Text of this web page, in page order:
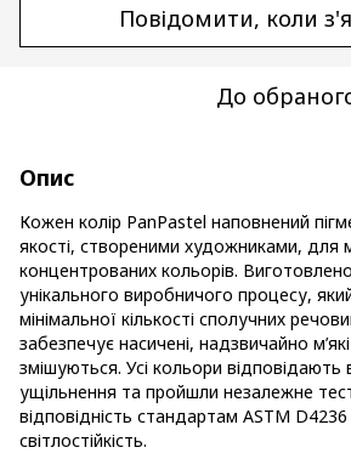
Повідомити, коли
До
Опис
Кожен колір PanPastel наповнений
якості, створеними художниками, для
концентрованих кольорів.
унікального виробничого процесу,
мінімальної кількості сполучних
забезпечує насичені, надзвичайно
змішуються. Усі кольори відповідають
ущільнення та пройшли незалежне
відповідність стандартам ASTM
світлостійкість.